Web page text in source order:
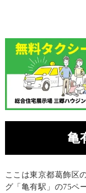
亀
ここは東京都葛飾区
グ「亀有駅」の75ペ